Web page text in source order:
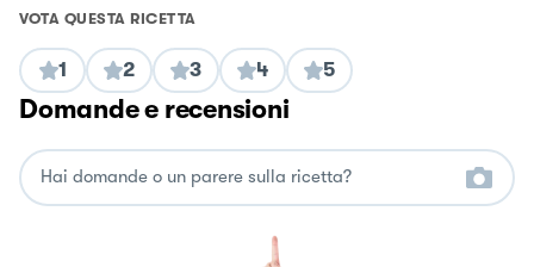
VOTA QUESTA RICETTA
1 2 3 4 5
Domande e recensioni